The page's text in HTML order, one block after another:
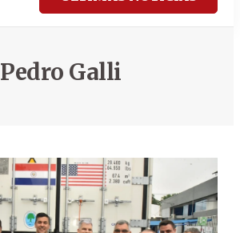
Pedro Galli